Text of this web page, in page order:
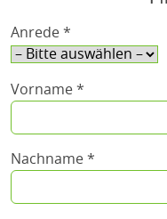
Anrede *
Vorname *
Nachname *